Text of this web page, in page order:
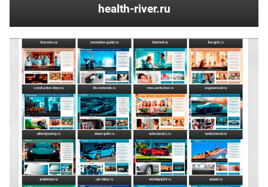
health-river.ru